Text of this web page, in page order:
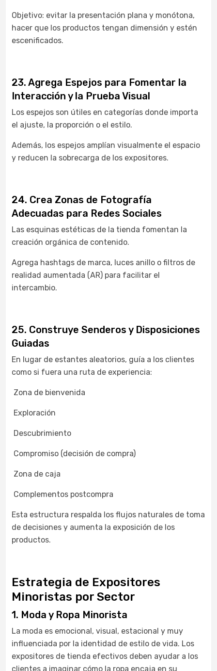
Objetivo: evitar la presentación plana y monótona,
hacer que los productos tengan dimensión y estén
escenificados.
23. Agrega Espejos para Fomentar la
Interacción y la Prueba Visual
Los espejos son útiles en categorías donde importa
el ajuste, la proporción o el estilo.
Además, los espejos amplían visualmente el espacio
y reducen la sobrecarga de los expositores.
24. Crea Zonas de Fotografía
Adecuadas para Redes Sociales
Las esquinas estéticas de la tienda fomentan la
creación orgánica de contenido.
Agrega hashtags de marca, luces anillo o filtros de
realidad aumentada (AR) para facilitar el
intercambio.
25. Construye Senderos y Disposiciones
Guiadas
En lugar de estantes aleatorios, guía a los clientes
como si fuera una ruta de experiencia:
Zona de bienvenida
Exploración
Descubrimiento
Compromiso (decisión de compra)
Zona de caja
Complementos postcompra
Esta estructura respalda los flujos naturales de toma
de decisiones y aumenta la exposición de los
productos.
Estrategia de Expositores
Minoristas por Sector
1. Moda y Ropa Minorista
La moda es emocional, visual, estacional y muy
influenciada por la identidad de estilo de vida. Los
expositores de tienda efectivos deben ayudar a los
clientes a imaginar cómo la ropa encaja en su